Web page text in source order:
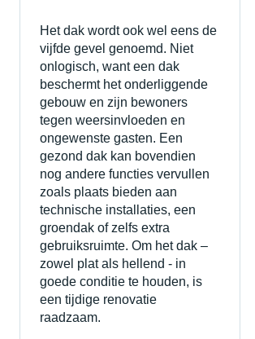
Het dak wordt ook wel eens de
vijfde gevel genoemd. Niet
onlogisch, want een dak
beschermt het onderliggende
gebouw en zijn bewoners
tegen weersinvloeden en
ongewenste gasten. Een
gezond dak kan bovendien
nog andere functies vervullen
zoals plaats bieden aan
technische installaties, een
groendak of zelfs extra
gebruiksruimte. Om het dak –
zowel plat als hellend - in
goede conditie te houden, is
een tijdige renovatie
raadzaam.